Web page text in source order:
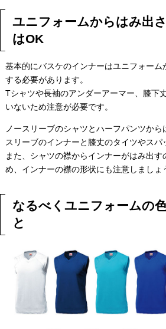
ユニフォームからはみ出
はOK
基本的にバスケのインナーはユニフォーム
する必要があります。
Tシャツや長袖のアンダーアーマー、膝下
いないため注意が必要です。
ノースリーブのシャツとハーフパンツか
スリーブのインナーと膝丈のタイツやスパ
また、シャツの襟からインナーがはみ出
め、インナーの襟の形状にも注意しましょ
なるべくユニフォームの
と